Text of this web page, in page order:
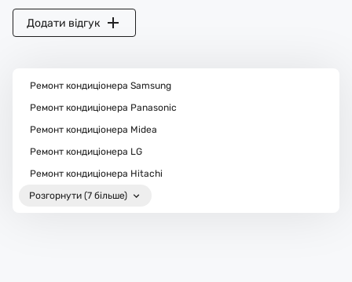
Додати відгук
Ремонт кондиціонера Samsung
Ремонт кондиціонера Panasonic
Ремонт кондиціонера Midea
Ремонт кондиціонера LG
Ремонт кондиціонера Hitachi
Розгорнути (7 більше)